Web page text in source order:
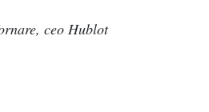
ceo Hublot